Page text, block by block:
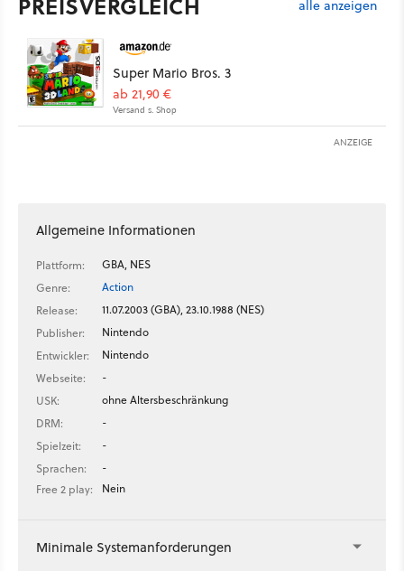
alle anzeigen
Super Mario Bros. 3
ab 21,90 €
Versand s. Shop
ANZEIGE
Allgemeine Informationen
Plattform:
GBA, NES
Genre:
Action
Release:
11.07.2003 (GBA), 23.10.1988 (NES)
Publisher:
Nintendo
Entwickler:
Nintendo
Webseite:
-
USK:
ohne Altersbeschränkung
DRM:
-
Spielzeit:
-
Sprachen:
-
Free 2 play:
Nein
Minimale Systemanforderungen